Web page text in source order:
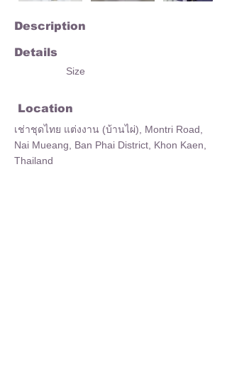
Description
Details
Size
Location
เช่าชุดไทย แต่งงาน (บ้านไผ่), Montri Road,
Nai Mueang, Ban Phai District, Khon Kaen,
Thailand